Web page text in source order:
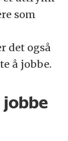
som
det også
å jobbe.
jobbe